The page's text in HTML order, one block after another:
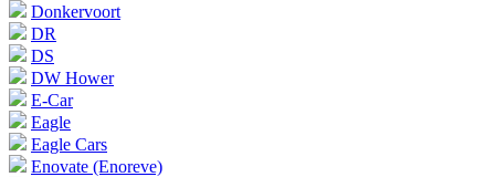
Donkervoort
DR
DS
DW Hower
E-Car
Eagle
Eagle Cars
Enovate (Enoreve)